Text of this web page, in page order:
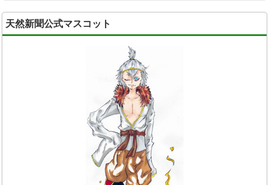
天然新聞公式マスコット